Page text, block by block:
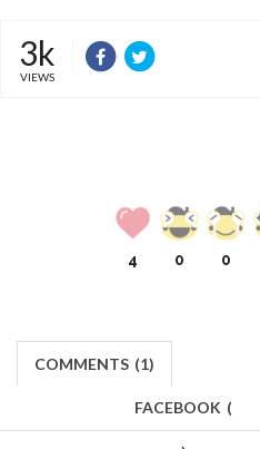
3k
VIEWS
4 0 0
COMMENTS (1)
FACEBOOK (